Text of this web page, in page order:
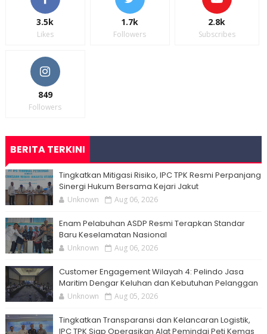
3.5k
Likes
1.7k
Followers
2.8k
Subscribes
849
Followers
BERITA TERKINI
Tingkatkan Mitigasi Risiko, IPC TPK Resmi Perpanjang
Sinergi Hukum Bersama Kejari Jakut
Unknown Aug 06, 2026
Enam Pelabuhan ASDP Resmi Terapkan Standar
Baru Keselamatan Nasional
Unknown Aug 06, 2026
Customer Engagement Wilayah 4: Pelindo Jasa
Maritim Dengar Keluhan dan Kebutuhan Pelanggan
Unknown Aug 05, 2026
Tingkatkan Transparansi dan Kelancaran Logistik,
IPC TPK Siap Operasikan Alat Pemindai Peti Kemas